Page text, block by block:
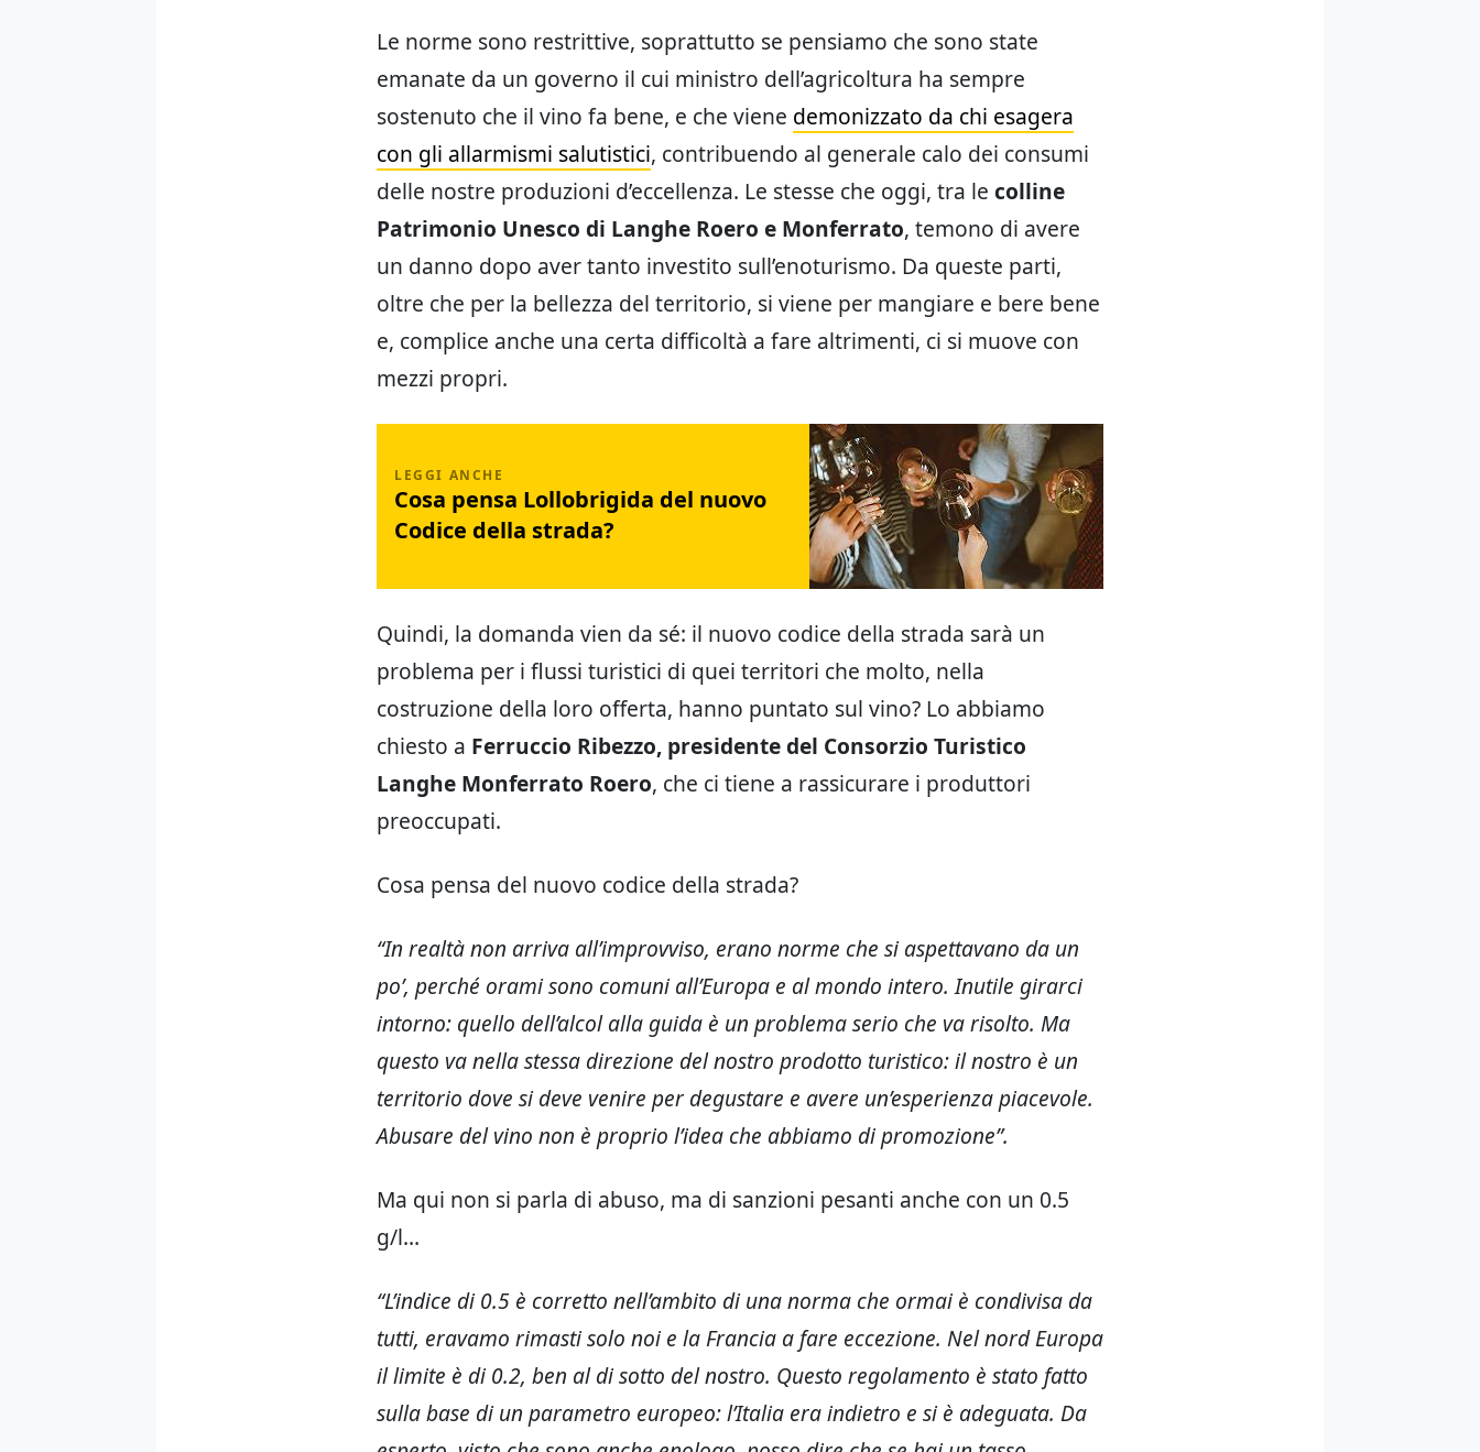
Le norme sono restrittive, soprattutto se pensiamo che sono state
emanate da un governo il cui ministro dell’agricoltura ha sempre
sostenuto che il vino fa bene, e che viene demonizzato da chi esagera
con gli allarmismi salutistici, contribuendo al generale calo dei consumi
delle nostre produzioni d’eccellenza. Le stesse che oggi, tra le colline
Patrimonio Unesco di Langhe Roero e Monferrato, temono di avere
un danno dopo aver tanto investito sull’enoturismo. Da queste parti,
oltre che per la bellezza del territorio, si viene per mangiare e bere bene
e, complice anche una certa difficoltà a fare altrimenti, ci si muove con
mezzi propri.
Cosa pensa Lollobrigida del nuovo
Codice della strada?
Quindi, la domanda vien da sé: il nuovo codice della strada sarà un
problema per i flussi turistici di quei territori che molto, nella
costruzione della loro offerta, hanno puntato sul vino? Lo abbiamo
chiesto a Ferruccio Ribezzo, presidente del Consorzio Turistico
Langhe Monferrato Roero, che ci tiene a rassicurare i produttori
preoccupati.
Cosa pensa del nuovo codice della strada?
“In realtà non arriva all’improvviso, erano norme che si aspettavano da un
po’, perché orami sono comuni all’Europa e al mondo intero. Inutile girarci
intorno: quello dell’alcol alla guida è un problema serio che va risolto. Ma
questo va nella stessa direzione del nostro prodotto turistico: il nostro è un
territorio dove si deve venire per degustare e avere un’esperienza piacevole.
Abusare del vino non è proprio l’idea che abbiamo di promozione”.
Ma qui non si parla di abuso, ma di sanzioni pesanti anche con un 0.5
g/l…
“L’indice di 0.5 è corretto nell’ambito di una norma che ormai è condivisa da
tutti, eravamo rimasti solo noi e la Francia a fare eccezione. Nel nord Europa
il limite è di 0.2, ben al di sotto del nostro. Questo regolamento è stato fatto
sulla base di un parametro europeo: l’Italia era indietro e si è adeguata. Da